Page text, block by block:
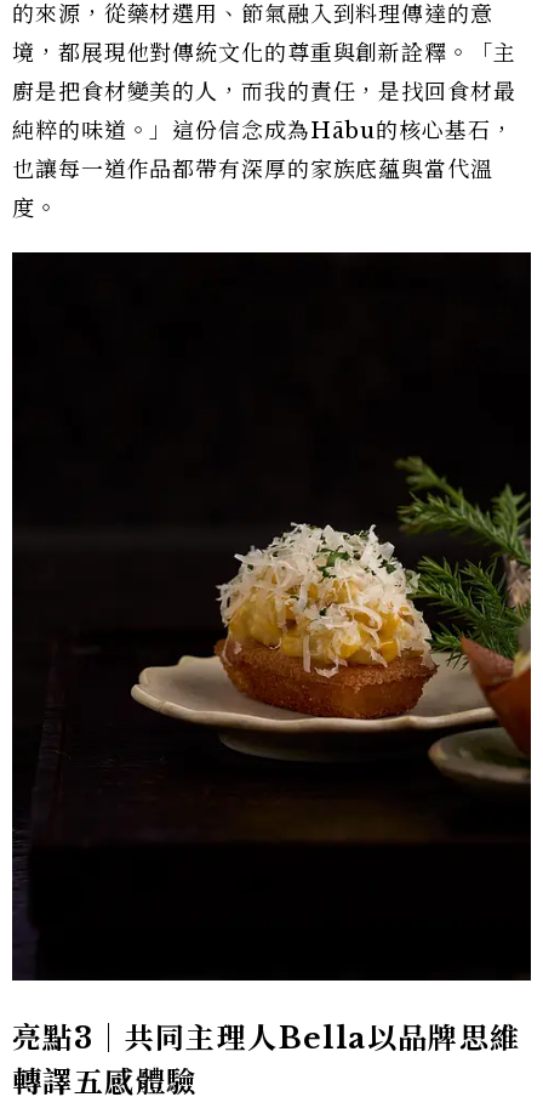
的來源，從藥材選用、節氣融入到料理傳達的意
境，都展現他對傳統文化的尊重與創新詮釋。「主
廚是把食材變美的人，而我的責任，是找回食材最
純粹的味道。」這份信念成為Hābu的核心基石，
也讓每一道作品都帶有深厚的家族底蘊與當代溫
度。
亮點3｜共同主理人Bella以品牌思維
轉譯五感體驗